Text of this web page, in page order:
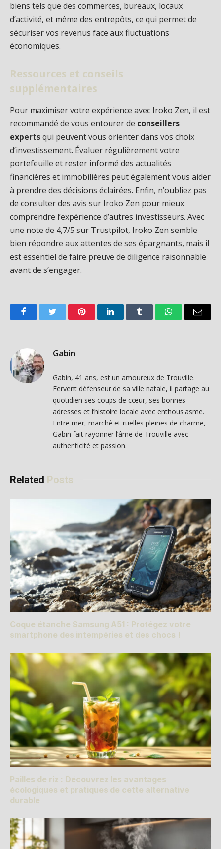
biens tels que des commerces, bureaux, locaux
d’activité, et même des entrepôts, ce qui permet de
sécuriser vos revenus face aux fluctuations
économiques.
Ressources et conseils
supplémentaires
Pour maximiser votre expérience avec Iroko Zen, il est
recommandé de vous entourer de conseillers
expertsqui peuvent vous orienter dans vos choix
d’investissement. Évaluer régulièrement votre
portefeuille et rester informé des actualités
financières et immobilières peut également vous aider
à prendre des décisions éclairées. Enfin, n’oubliez pas
de consulter des avis sur Iroko Zen pour mieux
comprendre l’expérience d’autres investisseurs. Avec
une note de 4,7/5 sur Trustpilot, Iroko Zen semble
bien répondre aux attentes de ses épargnants, mais il
est essentiel de faire preuve de diligence raisonnable
avant de s’engager.
FacebookTwitter PinterestLinkedInTumblr WhatsAppEmail
Gabin
Gabin, 41 ans, est un amoureux de Trouville.
Fervent défenseur de sa ville natale, il partage au
quotidien ses coups de cœur, ses bonnes
adresses et l’histoire locale avec enthousiasme.
Entre mer, marché et ruelles pleines de charme,
Gabin fait rayonner l’âme de Trouville avec
authenticité et passion.
Related Posts
Coque étanche Samsung A51 : Protégez votre
smartphone des intempéries et des chocs !
Pailles de riz : Découvrez les avantages
écologiques et pratiques de cette alternative
durable